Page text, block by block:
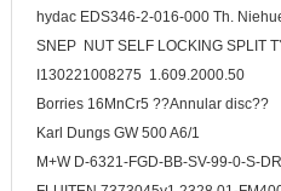
hydac EDS346-2-016-000 Th.
SNEP NUT SELF LOCKING SPLIT
I130221008275 1.609.2000.50
Borries 16MnCr5 ??Annular disc??
Karl Dungs GW 500 A6/1
M+W D-6321-FGD-BB-SV-99-0-S-